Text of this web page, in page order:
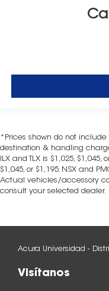
*Prices shown do not
destination & handling
ILX and TLX is $1,025,
$1,045, or $1,195. NSX and
Actual vehicles/accessory
consult your selected dealer.
Acura Universidad -
Visítanos